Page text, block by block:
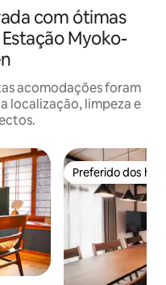
com ótimas
Myoko-
acomodações foram
localização, limpeza e
Preferido dos
Preferido dos